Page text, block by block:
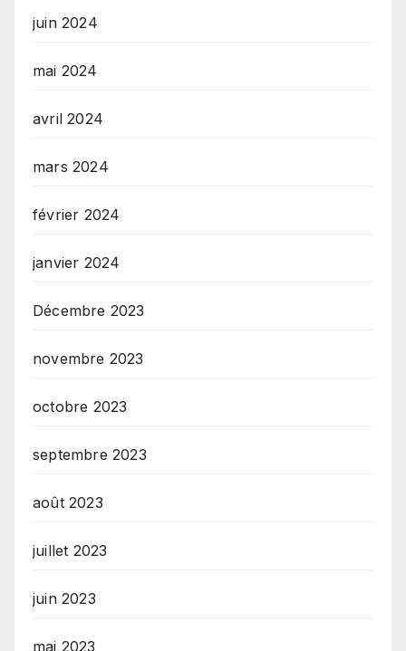
juin 2024
mai 2024
avril 2024
mars 2024
février 2024
janvier 2024
Décembre 2023
novembre 2023
octobre 2023
septembre 2023
août 2023
juillet 2023
juin 2023
mai 2023